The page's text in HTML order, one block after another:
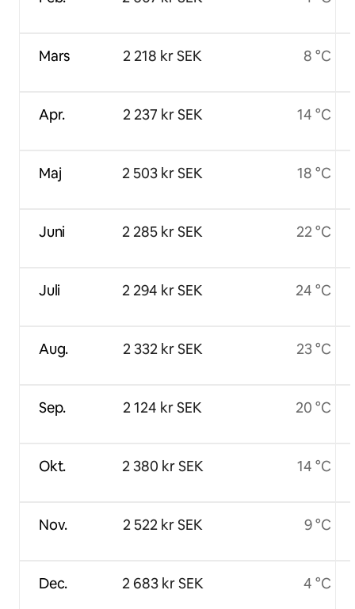
Mars
Apr.
Maj
Juni
Juli
Aug.
Sep.
Okt.
Nov.
Dec.
2 218 kr SEK
2 237 kr SEK
2 503 kr SEK
2 285 kr SEK
2 294 kr SEK
2 332 kr SEK
2 124 kr SEK
2 380 kr SEK
2 522 kr SEK
2 683 kr SEK
8 °C
14 °C
18 °C
22 °C
24 °C
23 °C
20 °C
14 °C
9 °C
4 °C